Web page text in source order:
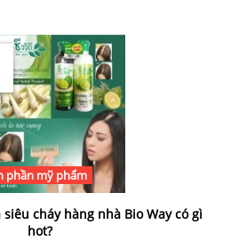
phần mỹ phẩm
cháy hàng nhà Bio Way có gì
hot?